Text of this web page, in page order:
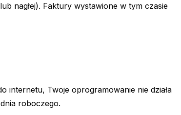
nagłej). Faktury wystawione w tym czasie
internetu, Twoje oprogramowanie nie działa
roboczego.